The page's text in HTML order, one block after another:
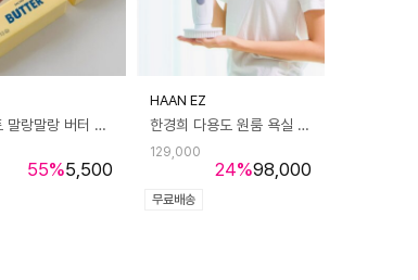
데데리트 말랑말랑 버터 스퀴시 스트레스볼 스트레스 불안 해소 집중 틱톡 모찌 쫀득 인싸 재미 생일 친구 우정 커플 쓸데없는 선물
55%5,500
HAAN EZ
한경희 다용도 원룸 욕실 무선 청소기 HMC-50W
24%
129,000
98,000
무료배송